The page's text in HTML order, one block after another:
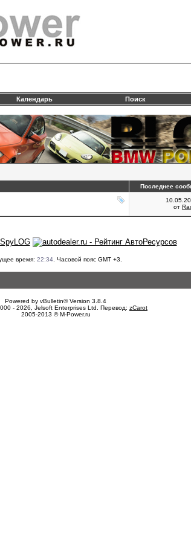
Календарь Поиск
Последнее
от
время: 22:34. Часовой пояс GMT +3.
Powered by vBulletin® Version 3.8.4
- 2026, Jelsoft Enterprises Ltd. Перевод: zCarot
2005-2013 © M-Power.ru